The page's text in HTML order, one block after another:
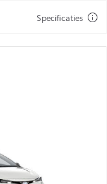
Specificaties